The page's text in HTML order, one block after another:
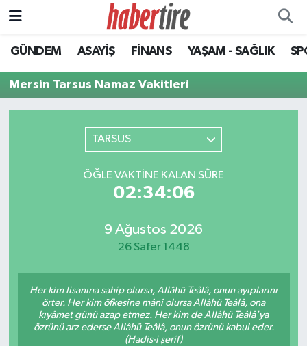
GÜNDEM ASAYİŞ FİNANS YAŞAM - SAĞLIK
Mersin Tarsus Namaz Vakitleri
TARSUS
ÖĞLE VAKTINE KALAN SÜRE
02:34:06
9 Ağustos 2026
26 Safer 1448
Her kim lisanına sahip olursa, Allâhü Teâlâ, onun ayıplarını
örter. Her kim öfkesine mâni olursa Allâhü Teâlâ, ona
kıyâmet günü azap etmez. Her kim de Allâhü Teâlâ'ya
özrünü arz ederse Allâhü Teâlâ, onun özrünü kabul eder.
(Hadis-i şerif)
Tire Nöbetçi Eczaneler
Tire Hava Durumu
Tüm Manşetler
Son Dakika Haberleri